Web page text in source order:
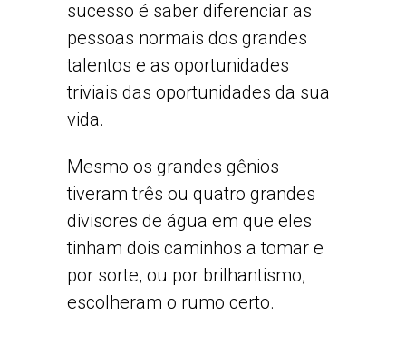
sucesso é saber diferenciar as
pessoas normais dos grandes
talentos e as oportunidades
triviais das oportunidades da sua
vida.
Mesmo os grandes gênios
tiveram três ou quatro grandes
divisores de água em que eles
tinham dois caminhos a tomar e
por sorte, ou por brilhantismo,
escolheram o rumo certo.